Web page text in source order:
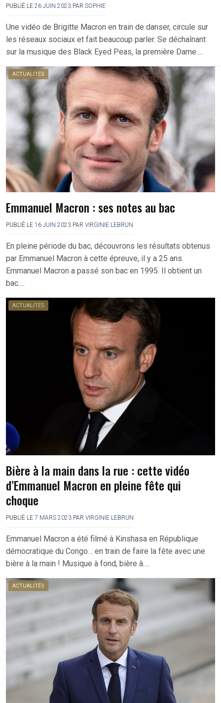
PUBLIÉ LE 26 JUIN 2023 PAR SOPHIE
Une vidéo de Brigitte Macron en train de danser, circule sur
les réseaux sociaux et fait beaucoup parler. Se déchaînant
sur la musique des Black Eyed Peas, la première Dame….
ACTUALITÉS
Emmanuel Macron : ses notes au bac
PUBLIÉ LE 16 JUIN 2023 PAR VIRGINIE LEBRUN
En pleine période du bac, découvrons les résultats obtenus
par Emmanuel Macron à cette épreuve, il y a 25 ans.
Emmanuel Macron a passé son bac en 1995. Il obtient un
bac….
ACTUALITÉS
Bière à la main dans la rue : cette vidéo
d’Emmanuel Macron en pleine fête qui
choque
PUBLIÉ LE 7 MARS 2023 PAR VIRGINIE LEBRUN
Emmanuel Macron a été filmé à Kinshasa en République
démocratique du Congo… en train de faire la fête avec une
bière à la main ! Musique à fond, bière à….
ACTUALITÉS